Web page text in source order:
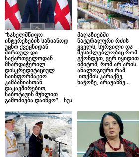
“სახელმწიფო
ინტერესების საზიანოდ
უცხო ქვეყნიდან
მართულ და
საქართველოდან
მხარდაჭერილ
დისკრედიტაციულ
საინფორმაციო
კამპანიასთან
დაკავშირებით,
საბოტაჟის მუხლით
გამოძიება დაიწყო” – სუს
მაღაზიებში
ნატურალური რძის
ყველს, სურვილი და
შესაძლებლობაც რომ
გქონდეთ, ვერ იყიდით
იმიტომ, რომ არ არის.
ანალოგიური რამ
ითქმის კარაქზე,
ხაჭოზე, არაჟანზე…